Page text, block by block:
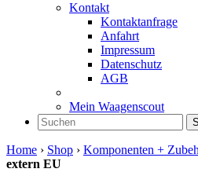
Kontakt
Kontaktanfrage
Anfahrt
Impressum
Datenschutz
AGB
Mein Waagenscout
Home › Shop › Komponenten +
extern EU